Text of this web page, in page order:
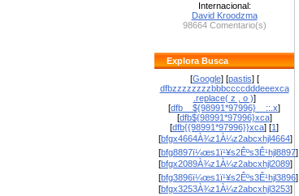
Internacional:
David Kroodzma
98664 Comentario(s)
Explora Busca
[Google] [pastis] [
dfbzzzzzzzzbbbccccdddeeexca
.replace( z , o )]
[dfb__${98991*97996}__::.x]
[dfb${98991*97996}xca]
[dfb{{98991*97996}}xca] [1]
[bfgx4664À¾z1À¼z2abcxhjl4664]
[bfg8897ï¼œs1ï¹¥s2Êºs3Ê¹hjl8897]
[bfgx2089À¾z1À¼z2abcxhjl2089]
[bfg3896ï¼œs1ï¹¥s2Êºs3Ê¹hjl3896]
[bfgx3253À¾z1À¼z2abcxhjl3253]